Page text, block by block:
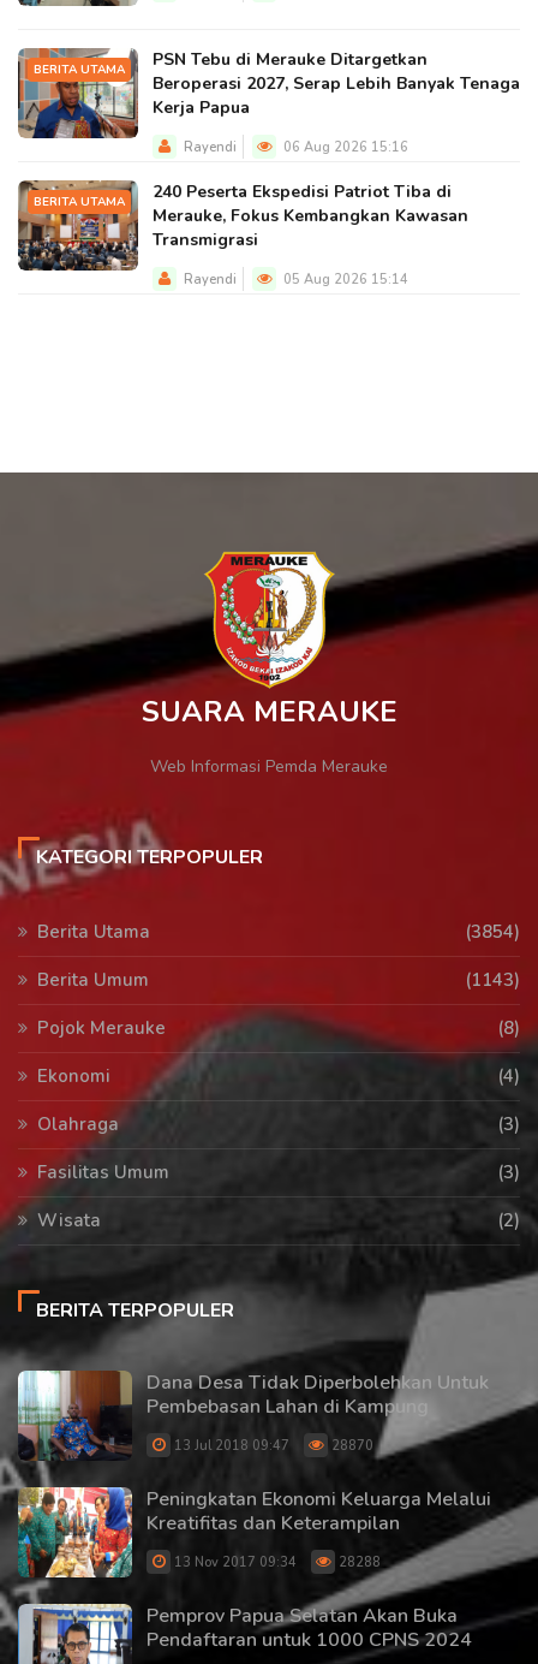
BERITA UTAMA
PSN Tebu di Merauke Ditargetkan
Beroperasi 2027, Serap Lebih Banyak Tenaga
Kerja Papua
Rayendi 06 Aug 2026 15:16
BERITA UTAMA
240 Peserta Ekspedisi Patriot Tiba di
Merauke, Fokus Kembangkan Kawasan
Transmigrasi
Rayendi 05 Aug 2026 15:14
SUARA MERAUKE
Web Informasi Pemda Merauke
KATEGORI TERPOPULER
Berita Utama
(3854)
Berita Umum
(1143)
Pojok Merauke
(8)
Ekonomi
(4)
Olahraga
(3)
Fasilitas Umum
(3)
Wisata
(2)
BERITA TERPOPULER
Dana Desa Tidak Diperbolehkan Untuk
Pembebasan Lahan di Kampung
13 Jul 2018 09:47 28870
Peningkatan Ekonomi Keluarga Melalui
Kreatifitas dan Keterampilan
13 Nov 2017 09:34 28288
Pemprov Papua Selatan Akan Buka
Pendaftaran untuk 1000 CPNS 2024